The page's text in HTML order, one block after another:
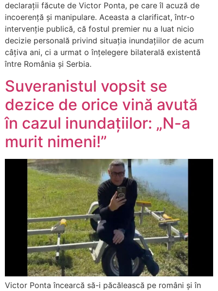
declarații făcute de Victor Ponta, pe care îl acuză de
incoerență și manipulare. Aceasta a clarificat, într-o
intervenție publică, că fostul premier nu a luat nicio
decizie personală privind situația inundațiilor de acum
câțiva ani, ci a urmat o înțelegere bilaterală existentă
între România și Serbia.
Suveranistul vopsit se
dezice de orice vină avută
în cazul inundațiilor: „N-a
murit nimeni!”
Victor Ponta încearcă să-i păcălească pe români și în